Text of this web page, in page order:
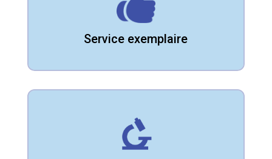
Service exemplaire
No one shall be subjected to arbitrary charge
Bons matériaux
No one shall be subjected to arbitrary charge